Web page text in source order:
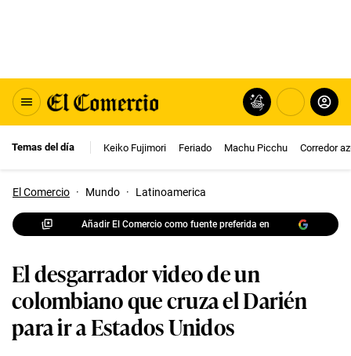
Temas del día Keiko Fujimori Feriado Machu Picchu Corredor
El Comercio · Mundo · Latinoamerica
Añadir El Comercio como fuente preferida en
El desgarrador video de un
colombiano que cruza el Darién
para ir a Estados Unidos